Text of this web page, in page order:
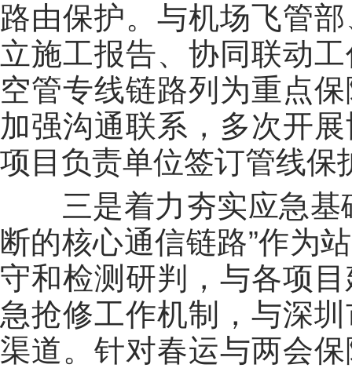
路由保护。与机场飞管
立施工报告、协同联动
空管专线链路列为重点
加强沟通联系，多次开
项目负责单位签订管线保
三是着力夯实应急
断的核心通信链路”作为
守和检测研判，与各项
急抢修工作机制，与深
渠道。针对春运与两会